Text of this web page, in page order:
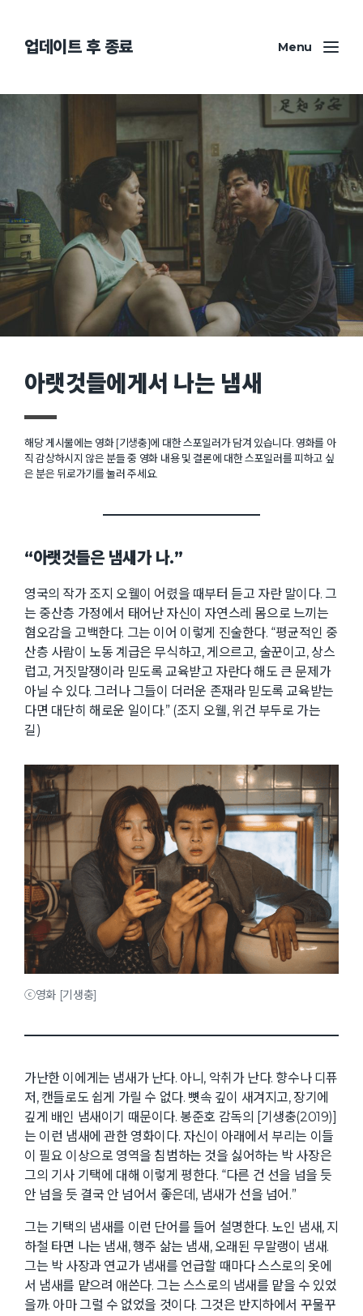
업데이트 후 종료 Menu
아랫것들에게서 나는 냄새
해당 게시물에는 영화 [기생충]에 대한 스포일러가 담겨 있습니다. 영화를 아
직 감상하시지 않은 분들 중 영화 내용 및 결론에 대한 스포일러를 피하고 싶
은 분은 뒤로가기를 눌러 주세요.
“아랫것들은 냄새가 나.”
영국의 작가 조지 오웰이 어렸을 때부터 듣고 자란 말이다. 그
는 중산층 가정에서 태어난 자신이 자연스레 몸으로 느끼는
혐오감을 고백한다. 그는 이어 이렇게 진술한다. “평균적인 중
산층 사람이 노동 계급은 무식하고, 게으르고, 술꾼이고, 상스
럽고, 거짓말쟁이라 믿도록 교육받고 자란다 해도 큰 문제가
아닐 수 있다. 그러나 그들이 더러운 존재라 믿도록 교육받는
다면 대단히 해로운 일이다.” (조지 오웰, 위건 부두로 가는
길)
ⓒ영화 [기생충]
가난한 이에게는 냄새가 난다. 아니, 악취가 난다. 향수나 디퓨
저, 캔들로도 쉽게 가릴 수 없다. 뼛속 깊이 새겨지고, 장기에
깊게 배인 냄새이기 때문이다. 봉준호 감독의 [기생충(2019)]
는 이런 냄새에 관한 영화이다. 자신이 아래에서 부리는 이들
이 필요 이상으로 영역을 침범하는 것을 싫어하는 박 사장은
그의 기사 기택에 대해 이렇게 평한다. “다른 건 선을 넘을 듯
안 넘을 듯 결국 안 넘어서 좋은데, 냄새가 선을 넘어.”
그는 기택의 냄새를 이런 단어를 들어 설명한다. 노인 냄새, 지
하철 타면 나는 냄새, 행주 삶는 냄새, 오래된 무말랭이 냄새.
그는 박 사장과 연교가 냄새를 언급할 때마다 스스로의 옷에
서 냄새를 맡으려 애쓴다. 그는 스스로의 냄새를 맡을 수 있었
을까. 아마 그럴 수 없었을 것이다. 그것은 반지하에서 꾸물꾸